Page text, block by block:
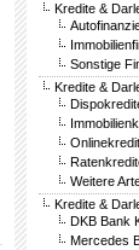
Kredite &
Sonstige
Kredite &
Weitere
Kredite &
DKB Bank
Mercedes